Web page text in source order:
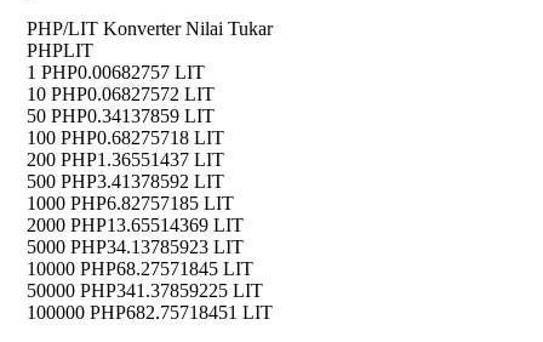
PHP/LIT Konverter Nilai Tukar
PHPLIT
1 PHP0.00682757 LIT
10 PHP0.06827572 LIT
50 PHP0.34137859 LIT
100 PHP0.68275718 LIT
200 PHP1.36551437 LIT
500 PHP3.41378592 LIT
1000 PHP6.82757185 LIT
2000 PHP13.65514369 LIT
5000 PHP34.13785923 LIT
10000 PHP68.27571845 LIT
50000 PHP341.37859225 LIT
100000 PHP682.75718451 LIT